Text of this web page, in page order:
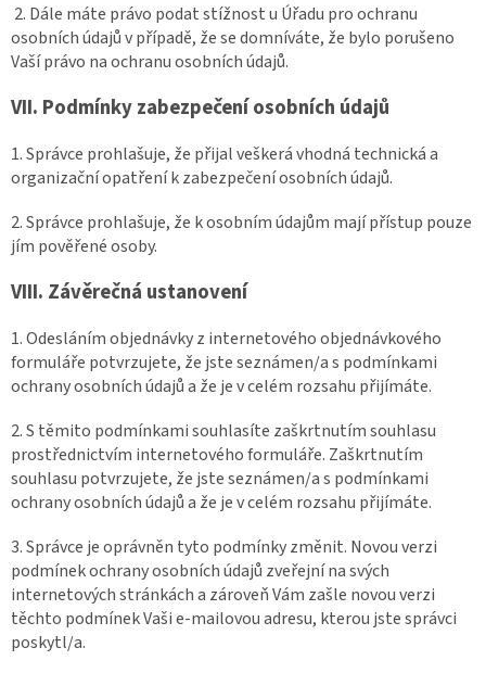
2. Dále máte právo podat stížnost u Úřadu pro ochranu
osobních údajů v případě, že se domníváte, že bylo porušeno
Vaší právo na ochranu osobních údajů.
VII. Podmínky zabezpečení osobních údajů
1. Správce prohlašuje, že přijal veškerá vhodná technická a
organizační opatření k zabezpečení osobních údajů.
2. Správce prohlašuje, že k osobním údajům mají přístup pouze
jím pověřené osoby.
VIII. Závěrečná ustanovení
1. Odesláním objednávky z internetového objednávkového
formuláře potvrzujete, že jste seznámen/a s podmínkami
ochrany osobních údajů a že je v celém rozsahu přijímáte.
2. S těmito podmínkami souhlasíte zaškrtnutím souhlasu
prostřednictvím internetového formuláře. Zaškrtnutím
souhlasu potvrzujete, že jste seznámen/a s podmínkami
ochrany osobních údajů a že je v celém rozsahu přijímáte.
3. Správce je oprávněn tyto podmínky změnit. Novou verzi
podmínek ochrany osobních údajů zveřejní na svých
internetových stránkách a zároveň Vám zašle novou verzi
těchto podmínek Vaši e-mailovou adresu, kterou jste správci
poskytl/a.